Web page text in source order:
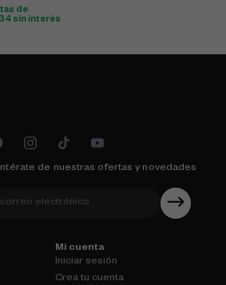
de
sin interés
de nuestras ofertas y novedades
Mi cuenta
Iniciar sesión
Crea tu cuenta